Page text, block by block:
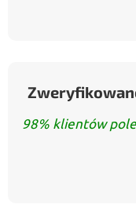
98% klientów